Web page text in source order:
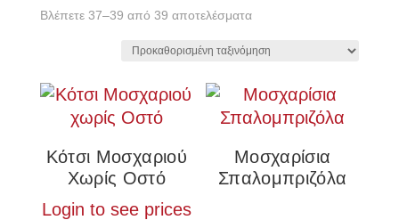
Βλέπετε 37–39 από 39 αποτελέσματα
Κότσι Μοσχαριού
Χωρίς Οστό
Login to see prices
Μοσχαρίσια
Σπαλομπριζόλα